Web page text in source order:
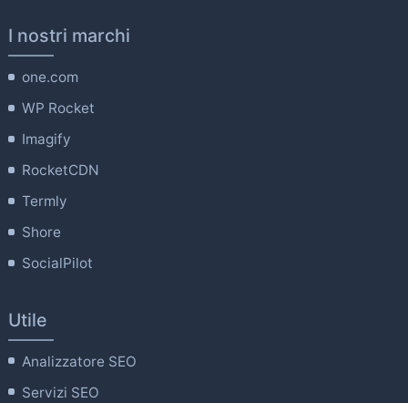
I nostri marchi
one.com
WP Rocket
Imagify
RocketCDN
Termly
Shore
SocialPilot
Utile
Analizzatore SEO
Servizi SEO